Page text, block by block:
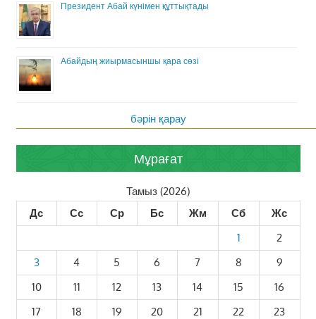
Президент Абай күнімен құттықтады
Абайдың жиырмасыншы қара сөзі
бәрін қарау
Мұрағат
Тамыз (2026)
Дс
Сс Ср Бс Жм Сб
Жс
1
2
3
4 5 6 7 8
9
10
11 12 13 14 15
16
17
18 19 20 21 22
23